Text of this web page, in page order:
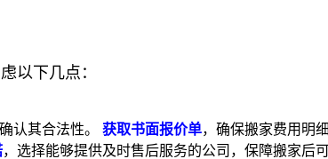
以下几点：
认其合法性。 获取书面报价单，确保搬家费用明
，选择能够提供及时售后服务的公司，保障搬家后